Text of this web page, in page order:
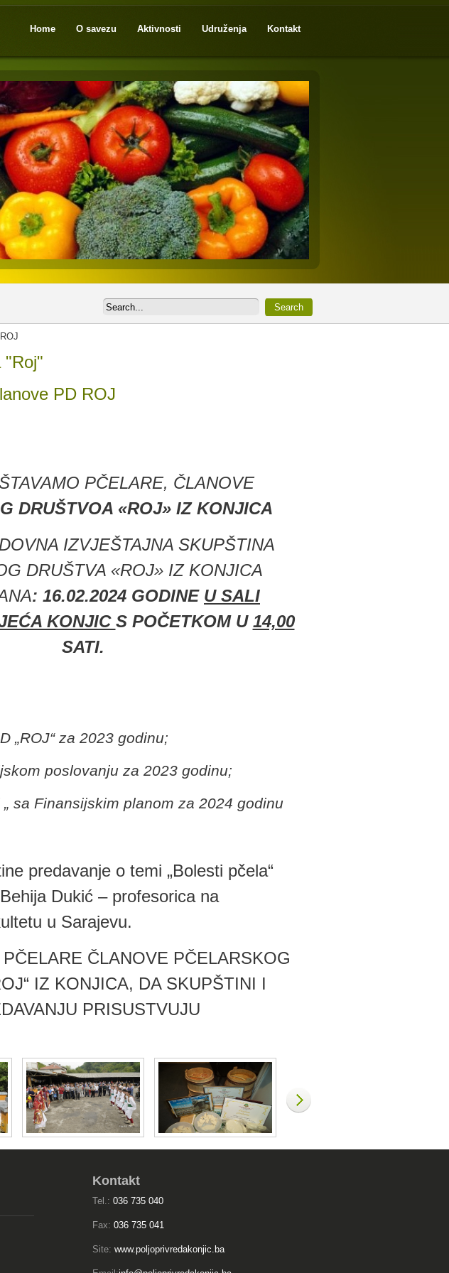
Home O savezu Aktivnosti Udruženja Kontakt
"Roj"
PD ROJ
PČELARE, ČLANOVE
DRUŠTVOA «ROJ» IZ KONJICA
IZVJEŠTAJNA SKUPŠTINA
DRUŠTVA «ROJ» IZ KONJICA
: 16.02.2024 GODINE U SALI
KONJIC S POČETKOM U 14,00
SATI.
„ROJ“ za 2023 godinu;
poslovanju za 2023 godinu;
„ sa Finansijskim planom za 2024 godinu
predavanje o temi „Bolesti pčela“
Dukić – profesorica na
u Sarajevu.
ČLANOVE PČELARSKOG
IZ KONJICA, DA SKUPŠTINI I
PRISUSTVUJU
Kontakt
Tel.: 036 735 040
Fax: 036 735 041
Site: www.poljoprivredakonjic.ba